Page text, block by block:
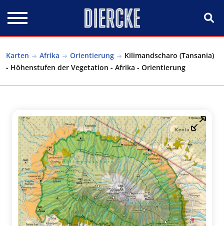
Karten Afrika Orientierung
Kilimandscharo (Tansania)
- Höhenstufen der Vegetation - Afrika - Orientierung